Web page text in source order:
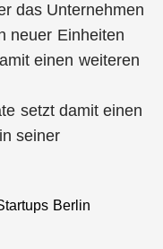
das Unternehmen
neuer Einheiten
einen weiteren
setzt damit einen
seiner
Berlin